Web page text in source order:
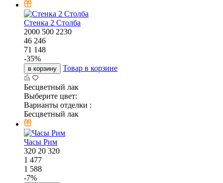
Стенка 2 Столба
2000 500 2230
46 246
71 148
-35%
в корзину Товар в корзине
Бесцветный лак
Выберите цвет:
Варианты отделки :
Бесцветный лак
Часы Рим
320 20 320
1 477
1 588
-7%